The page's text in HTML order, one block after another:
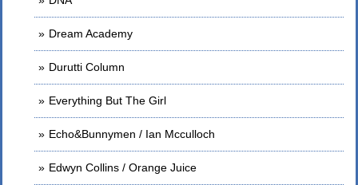
Dream Academy
Durutti Column
Everything But The Girl
Echo&Bunnymen / Ian Mcculloch
Edwyn Collins / Orange Juice